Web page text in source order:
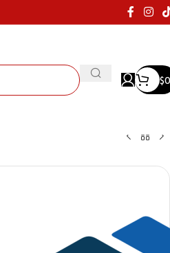
$0